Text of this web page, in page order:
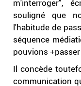
m'interroger",
souligné que
l'habitude de
séquence
pouvions
Il concède
communication